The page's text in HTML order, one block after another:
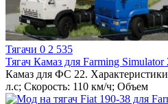
Тягачи 0 2 535
Тягач Камаз для Farming Simulator
Камаз для ФС 22.
л.с; Скорость: 110 км/ч; Объем